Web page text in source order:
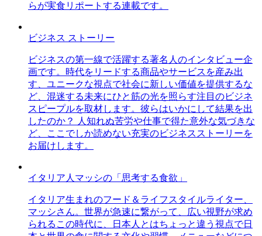
らが実食リポートする連載です。
ビジネス ストーリー
ビジネスの第一線で活躍する著名人のインタビュー企
画です。時代をリードする商品やサービスを産み出
す、ユニークな視点で社会に新しい価値を提供するな
ど、混迷する未来にひと筋の光を照らす注目のビジネ
スピープルを取材します。彼らはいかにして結果を出
したのか？ 人知れぬ苦労や仕事で得た意外な気づきな
ど、ここでしか読めない充実のビジネスストーリーを
お届けします。
イタリア人マッシの「思考する食欲」
イタリア生まれのフード＆ライフスタイルライター、
マッシさん。世界が急速に繋がって、広い視野が求め
られるこの時代に、日本人とはちょっと違う視点で日